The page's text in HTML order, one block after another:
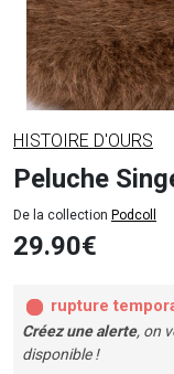
HISTOIRE D'OURS
Peluche
De la collection Podcoll
29.90€
rupture
Créez une alerte, on
disponible !